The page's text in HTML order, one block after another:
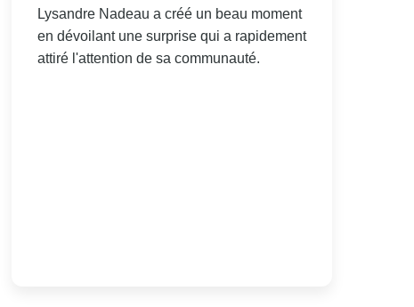
Lysandre Nadeau a créé un beau moment
en dévoilant une surprise qui a rapidement
attiré l'attention de sa communauté.